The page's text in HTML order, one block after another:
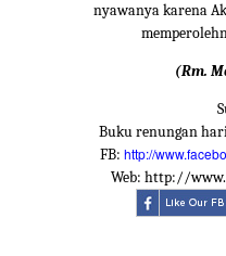
nyawanya karena
(Rm.
Buku renungan
FB: http://
Web: http://